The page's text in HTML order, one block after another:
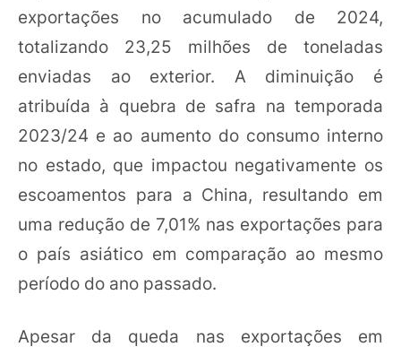
exportações no acumulado de 2024,
totalizando 23,25 milhões de toneladas
enviadas ao exterior. A diminuição é
atribuída à quebra de safra na temporada
2023/24 e ao aumento do consumo interno
no estado, que impactou negativamente os
escoamentos para a China, resultando em
uma redução de 7,01% nas exportações para
o país asiático em comparação ao mesmo
período do ano passado.
Apesar da queda nas exportações em